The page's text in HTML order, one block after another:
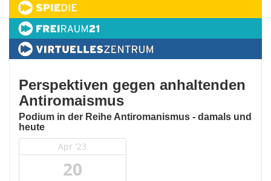
Perspektiven gegen anhaltenden
Antiromaismus
Podium in der Reihe Antiromanismus - damals und
heute
Apr '23
20